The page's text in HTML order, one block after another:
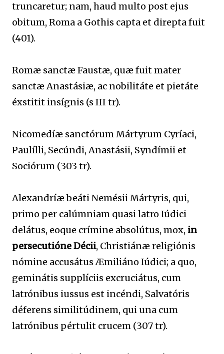
truncaretur; nam, haud multo post ejus
obitum, Roma a Gothis capta et direpta fuit
(401).
Romæ sanctæ Faustæ, quæ fuit mater
sanctæ Anastásiæ, ac nobilitáte et pietáte
éxstitit insígnis (s III tr).
Nicomedíæ sanctórum Mártyrum Cyríaci,
Paulílli, Secúndi, Anastásii, Syndímii et
Sociórum (303 tr).
Alexandríæ beáti Nemésii Mártyris, qui,
primo per calúmniam quasi latro Iúdici
delátus, eoque crímine absolútus, mox, in
persecutióne Décii, Christiánæ religiónis
nómine accusátus Æmiliáno Iúdici; a quo,
geminátis supplíciis excruciátus, cum
latrónibus iussus est incéndi, Salvatóris
déferens similitúdinem, qui una cum
latrónibus pértulit crucem (307 tr).